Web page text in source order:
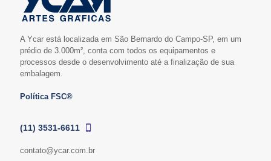
A Ycar está localizada em São Bernardo do Campo-SP, em um
prédio de 3.000m², conta com todos os equipamentos e
processos desde o desenvolvimento até a finalização de sua
embalagem.
Política FSC®
(11) 3531-6611
contato@ycar.com.br